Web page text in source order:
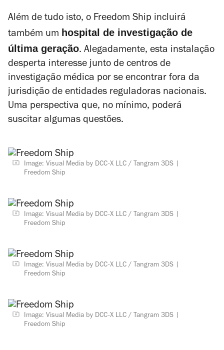
Além de tudo isto, o Freedom Ship incluirá
também um hospital de investigação de
última geração. Alegadamente, esta instalação
desperta interesse junto de centros de
investigação médica por se encontrar fora da
jurisdição de entidades reguladoras nacionais.
Uma perspectiva que, no mínimo, poderá
suscitar algumas questões.
Image: Visual Media by DCC-X LLC / Tangram 3DS
Freedom Ship
Image: Visual Media by DCC-X LLC / Tangram 3DS
Freedom Ship
Image: Visual Media by DCC-X LLC / Tangram 3DS
Freedom Ship
Image: Visual Media by DCC-X LLC / Tangram 3DS
Freedom Ship